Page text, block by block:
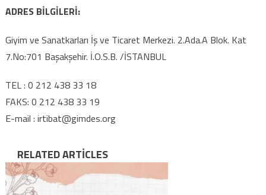
ADRES BİLGİLERİ:
Giyim ve Sanatkarları İş ve Ticaret Merkezi. 2.Ada.A Blok. Kat
7.No:701 Başakşehir. İ.O.S.B. /İSTANBUL
TEL : 0 212 438 33 18
FAKS: 0 212 438 33 19
E-mail : irtibat@gimdes.org
RELATED ARTICLES